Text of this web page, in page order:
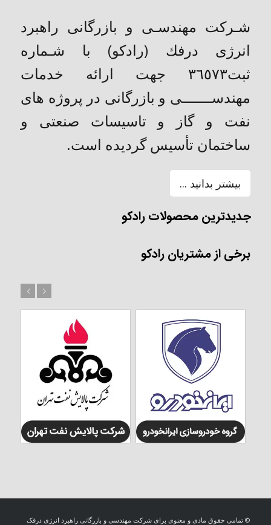
شـركت مهندسـی و بازرگانی راهبرد
انرژی درفك (رادکو) با شـماره
ثبت٣٦٥٧٣ جهت ارائه خدمات
مهندســـــــی و بازرگانی در پروژه های
نفت و گاز و تاسیسات صنعتی و
ساختمان تأسیس گردیده است.
بیشتر بدانید ...
جدیدترین محصولات رادکو
برخی از مشتریان رادکو
© تمامی حقوق مادی و معنوی برای شرکت مهندسی و بازرگانی راهبرد انرژی درفک